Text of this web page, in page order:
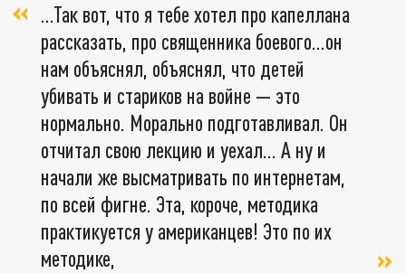
…Так вот, что я тебе хотел про капеллана
рассказать, про священника боевого…он
нам объяснял, объяснял, что детей
убивать и стариков на войне — это
нормально. Морально подготавливал. Он
отчитал свою лекцию и уехал... А ну и
начали же высматривать по интернетам,
по всей фигне. Эта, короче, методика
практикуется у американцев! Это по их
методике,